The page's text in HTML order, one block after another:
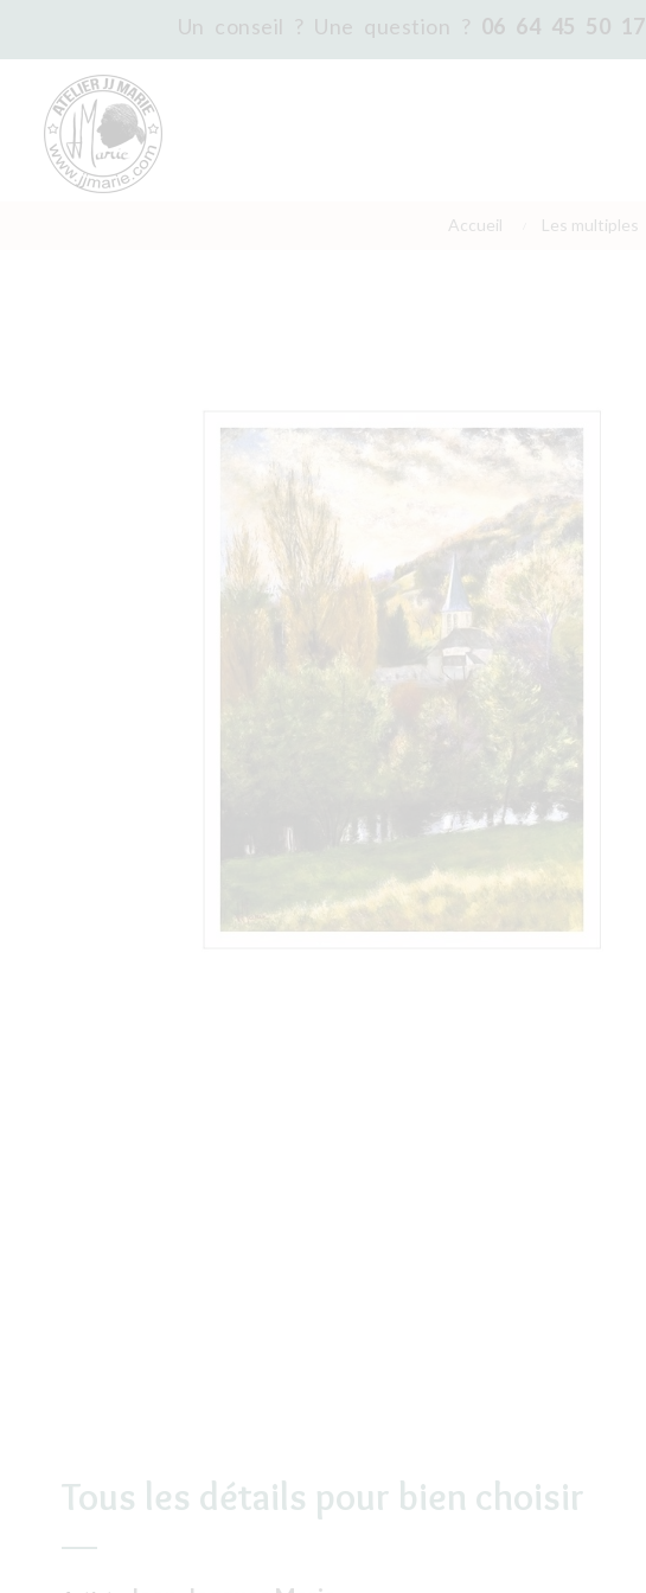
Un conseil ? Une question ? 06 64 45 50 17
Accueil Les multiples
Tous les détails pour bien choisir